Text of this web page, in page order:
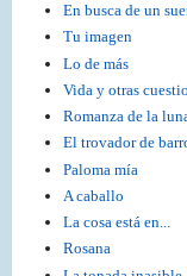
En busca de un
Tu imagen
Lo de más
Vida y otras
Romanza de la
El trovador de
Paloma mía
A caballo
La cosa está en...
Rosana